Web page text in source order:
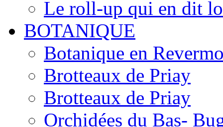
Le roll-up qui en dit
BOTANIQUE
Botanique en
Brotteaux de Priay
Brotteaux de Priay
Orchidées du Bas-